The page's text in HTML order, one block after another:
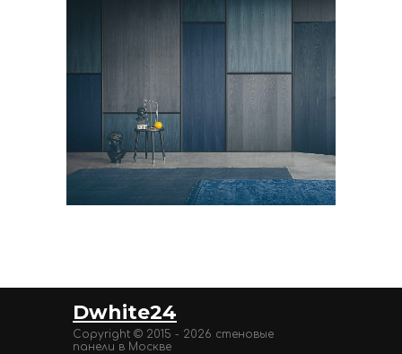
Copyright © 2015 - 2026 стеновые
панели в Москве
Dwhite24